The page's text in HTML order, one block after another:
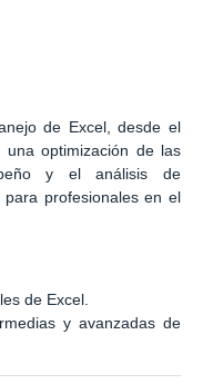
de Excel, desde el
optimización de las
y el análisis de
profesionales en el
de Excel.
y avanzadas de